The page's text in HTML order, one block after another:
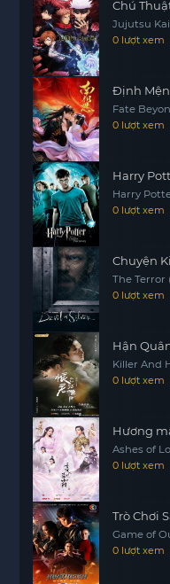
yêu thương, việc sở
tiên quyết. Đây là
đổi từ xưa đến nay.
Chú
Jujutsu
0 lượt xem
Định
Fate
0 lượt xem
Harry
Harry
the Phoenix
0 lượt xem
Chuyện
The Terror
0 lượt xem
Hận
Killer And
0 lượt xem
Hương
Ashes of
0 lượt xem
Trò Chơi
Game of
0 lượt xem